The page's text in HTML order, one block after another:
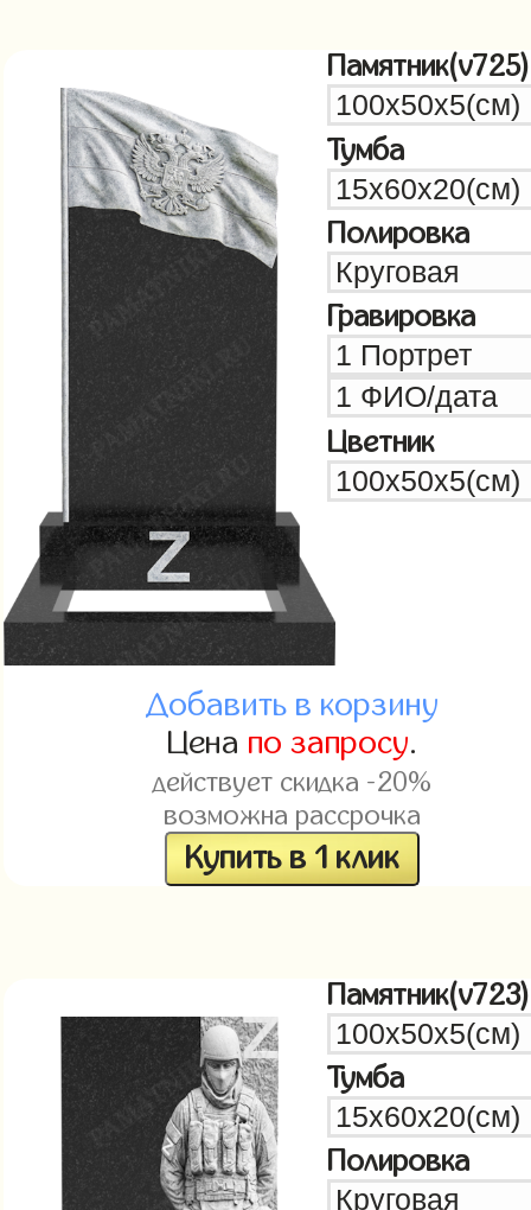
Памятник(v725)
Тумба
Полировка
Гравировка
Цветник
Добавить в корзину
Цена по запросу.
действует скидка -20%
возможна рассрочка
Купить в 1 клик
Памятник(v723)
Тумба
Полировка